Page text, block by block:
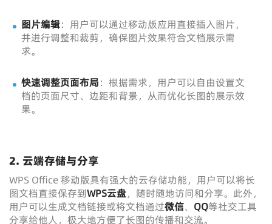
图片编辑：用户可以通过移动版应用直接插入图片，
并进行调整和裁剪，确保图片效果符合文档展示需
求。
快速调整页面布局：根据需求，用户可以自由设置文
档的页面尺寸、边距和背景，从而优化长图的展示效
果。
2. 云端存储与分享
WPS Office 移动版具有强大的云存储功能，用户可以将长
图文档直接保存到WPS云盘，随时随地访问和分享。此外，
用户可以生成文档链接或将文档通过微信、 QQ等社交工具
分享给他人，极大地方便了长图的传播和交流。